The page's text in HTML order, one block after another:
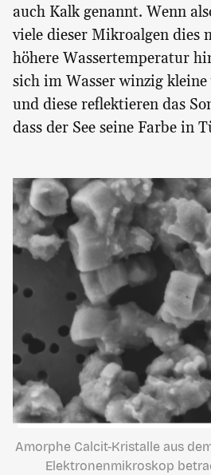
auch Kalk genannt. Wenn
viele dieser Mikroalgen dies
höhere Wassertemperatur
sich im Wasser winzig
und diese reflektieren das
dass der See seine Farbe in
Amorphe Calcit-Kristalle aus
Elektronenmikroskop